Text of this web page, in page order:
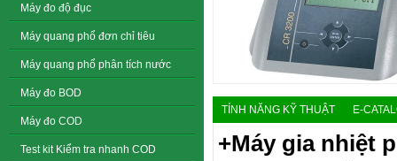
Máy đo độ đục
Máy quang phổ đơn chỉ tiêu
Máy quang phổ phân tích nước
Máy đo BOD
Máy đo COD
Test kit Kiểm tra nhanh COD
TÍNH NĂNG KỸ THUẬT E-
+Máy gia nhiệt